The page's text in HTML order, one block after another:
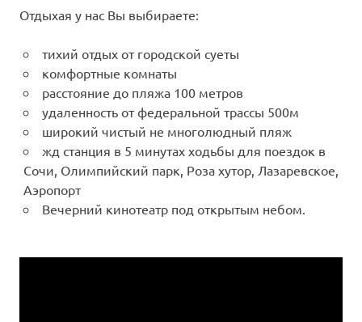
Отдыхая у нас Вы выбираете:
тихий отдых от городской суеты
комфортные комнаты
расстояние до пляжа 100 метров
удаленность от федеральной трассы 500м
широкий чистый не многолюдный пляж
жд станция в 5 минутах ходьбы для поездок в
Сочи, Олимпийский парк, Роза хутор, Лазаревское,
Аэропорт
Вечерний кинотеатр под открытым небом.